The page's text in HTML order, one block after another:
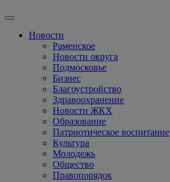
Новости
Раменское
Новости округа
Подмосковье
Бизнес
Благоустройство
Здравоохранение
Новости ЖКХ
Образование
Патриотическое воспитание
Культура
Молодежь
Общество
Правопорядок